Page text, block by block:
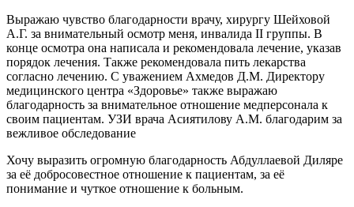
Выражаю чувство благодарности врачу, хирургу Шейховой
А.Г. за внимательный осмотр меня, инвалида II группы. В
конце осмотра она написала и рекомендовала лечение, указав
порядок лечения. Также рекомендовала пить лекарства
согласно лечению. С уважением Ахмедов Д.М. Директору
медицинского центра «Здоровье» также выражаю
благодарность за внимательное отношение медперсонала к
своим пациентам. УЗИ врача Асиятилову А.М. благодарим за
вежливое обследование
Хочу выразить огромную благодарность Абдуллаевой Диляре
за её добросовестное отношение к пациентам, за её
понимание и чуткое отношение к больным.